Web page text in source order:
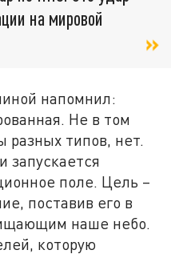
на мировой
напомнил:
Не в том
разных типов, нет.
запускается
поле. Цель –
поставив его в
наше небо.
которую